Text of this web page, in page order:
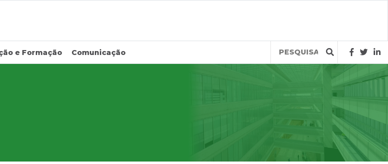
e Formação Comunicação
Query